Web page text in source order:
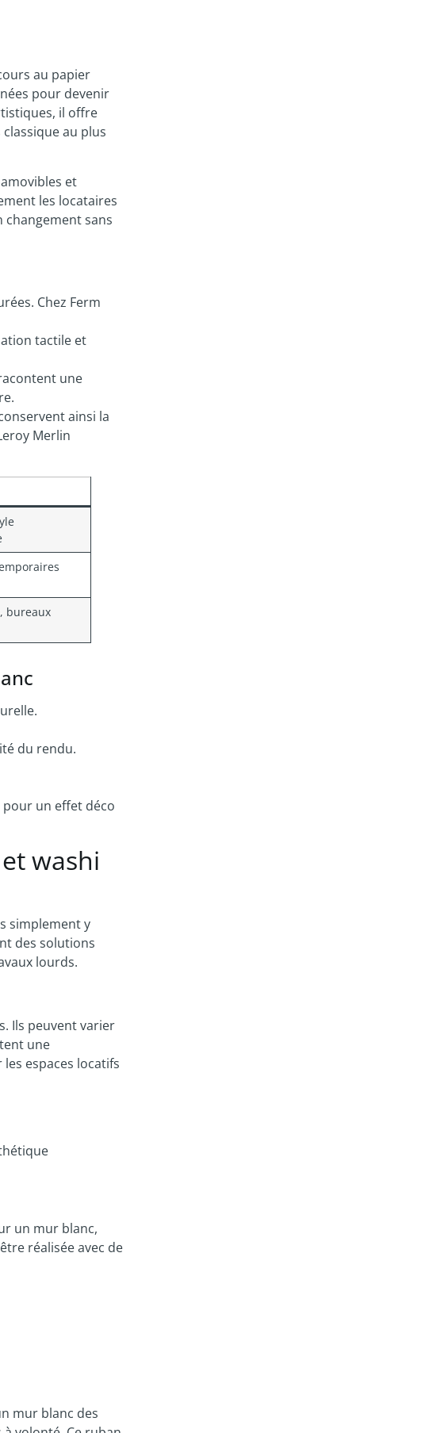
au papier
pour devenir
il offre
au plus
et
les locataires
sans
Chez Ferm
tactile et
une
ainsi la
Merlin
bureaux
du rendu.
un effet déco
washi
simplement y
des solutions
lourds.
Ils peuvent varier
une
espaces locatifs
un mur blanc,
réalisée avec de
mur blanc des